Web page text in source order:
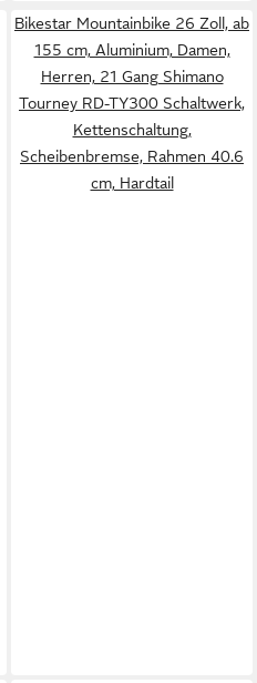
Bikestar Mountainbike 26 Zoll, ab
155 cm, Aluminium, Damen,
Herren, 21 Gang Shimano
Tourney RD-TY300 Schaltwerk,
Kettenschaltung,
Scheibenbremse, Rahmen 40.6
cm, Hardtail